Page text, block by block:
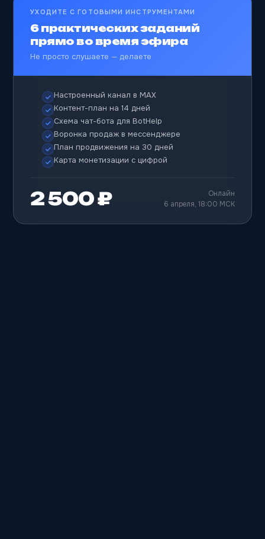
УХОДИТЕ С ГОТОВЫМИ ИНСТРУМЕНТАМИ
6 практических заданий
прямо во время эфира
Не просто слушаете — делаете
Настроенный канал в MAX
Контент-план на 14 дней
Схема чат-бота для BotHelp
Воронка продаж в мессенджере
План продвижения на 30 дней
Карта монетизации с цифрой
2 500 ₽
Онлайн
6 апреля, 18:00 МСК